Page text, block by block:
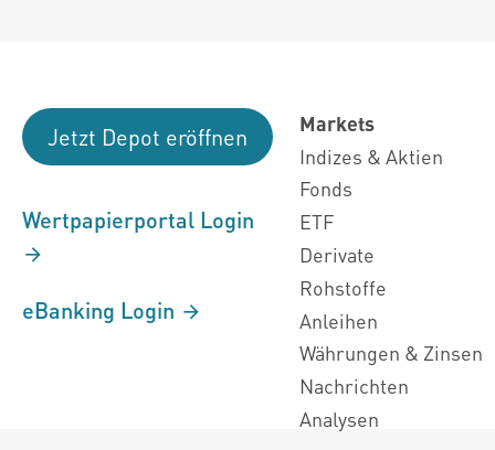
Jetzt Depot eröffnen
Wertpapierportal Login
eBanking Login
Markets
Indizes & Aktien
Fonds
ETF
Derivate
Rohstoffe
Anleihen
Währungen & Zinsen
Nachrichten
Analysen